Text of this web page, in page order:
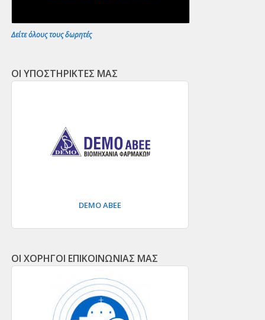
Δείτε όλους τους δωρητές
ΟΙ ΥΠΟΣΤΗΡΙΚΤΕΣ ΜΑΣ
DEMO ΑΒΕΕ
ΟΙ ΧΟΡΗΓΟΙ ΕΠΙΚΟΙΝΩΝΙΑΣ ΜΑΣ